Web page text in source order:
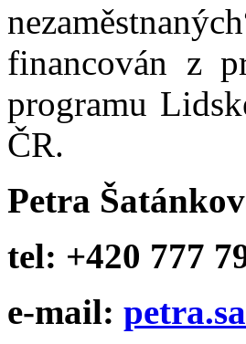
financován z
programu
ČR.
Petra
tel: +420 777
e-mail: